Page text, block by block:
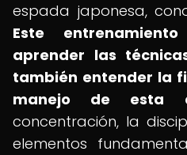
espada japonesa,
Este
aprender las
también entender la
manejo de esta
concentración, la
elementos